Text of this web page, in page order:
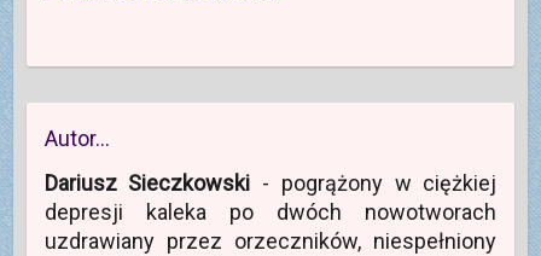
Autor…
Dariusz Sieczkowski - pogrążony w ciężkiej
depresji kaleka po dwóch nowotworach
uzdrawiany przez orzeczników, niespełniony